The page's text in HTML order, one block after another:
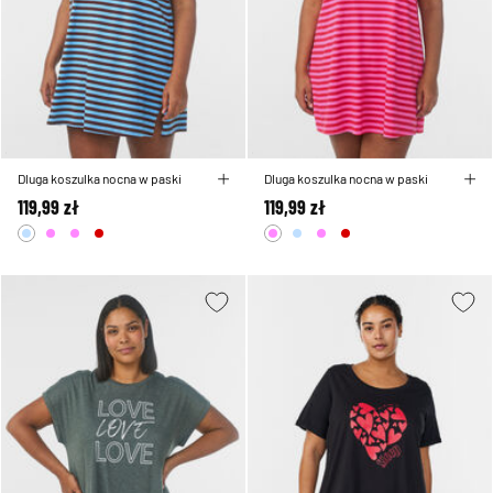
Dluga koszulka nocna w paski
119,99 zł
Dluga koszulka nocna w paski
119,99 zł